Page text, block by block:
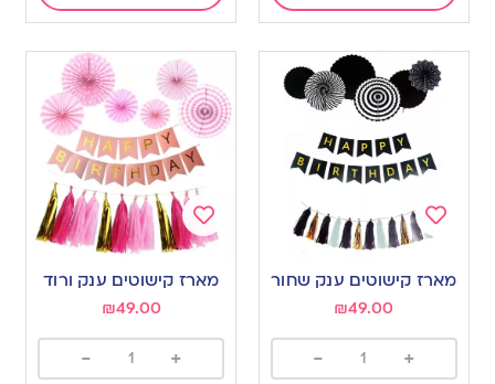
Add
to
wishlist
מארז קישוטים ענק שחור
₪49.00
+
-
Add
to
wishlist
מארז קישוטים ענק ורוד
₪49.00
+
-